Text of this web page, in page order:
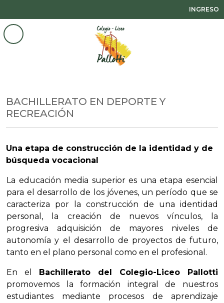
INGRESO
BACHILLERATO EN DEPORTE Y
RECREACIÓN
Una etapa de construcción de la identidad y de
búsqueda vocacional
La educación media superior es una etapa esencial
para el desarrollo de los jóvenes, un período que se
caracteriza por la construcción de una identidad
personal, la creación de nuevos vínculos, la
progresiva adquisición de mayores niveles de
autonomía y el desarrollo de proyectos de futuro,
tanto en el plano personal como en el profesional.
En el Bachillerato del Colegio-Liceo Pallotti
promovemos la formación integral de nuestros
estudiantes mediante procesos de aprendizaje